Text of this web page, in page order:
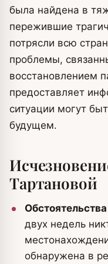
была найдена в
пережившие
потрясли всю
проблемы,
восстановлением
предоставляет
ситуации могут
будущем.
Тартановой
двух недель
обнаружена в